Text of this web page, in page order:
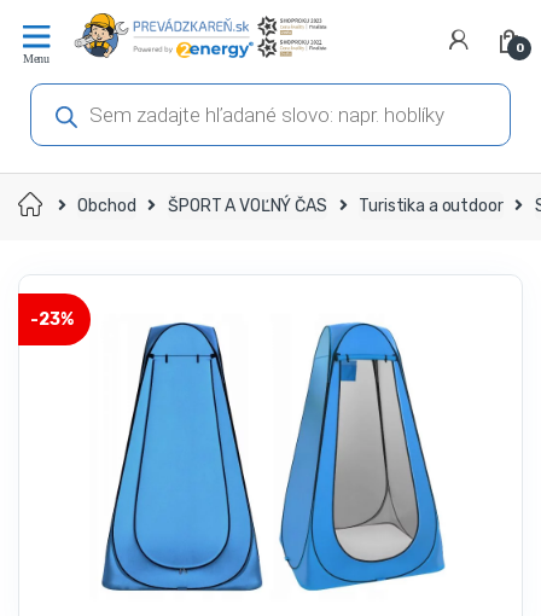
navigáciu
obsah
0
Products
search
Domov Obchod ŠPORT A VOĽNÝ ČAS Turistika a outdoor
-23%